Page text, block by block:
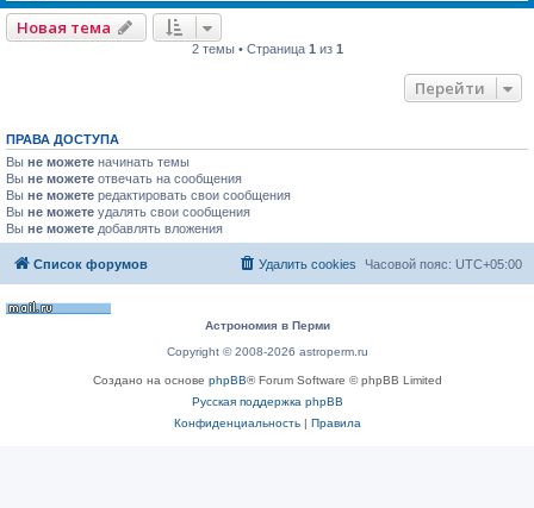
Новая тема
2 темы • Страница 1 из 1
Перейти
ПРАВА ДОСТУПА
Вы не можете начинать темы
Вы не можете отвечать на сообщения
Вы не можете редактировать свои сообщения
Вы не можете удалять свои сообщения
Вы не можете добавлять вложения
Список форумов Часовой пояс: UTC+05:00
Удалить cookies
Астрономия в Перми
Copyright © 2008-2026 astroperm.ru
Создано на основе phpBB® Forum Software © phpBB Limited
Русская поддержка phpBB
Конфиденциальность| Правила